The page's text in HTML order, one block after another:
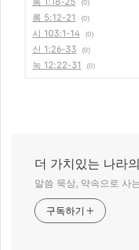
(0)
롬 5:12-21
(0)
시 103:1-14
(0)
신 1:26-33
(0)
눅 12:22-31
(0)
더 가치있는 나라
말씀 묵상, 약속으로 사
구독하기